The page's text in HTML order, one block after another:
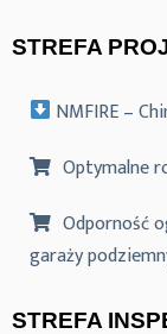
STREFA
NMFIRE –
Optymalne
Odporność
garaży
STREFA